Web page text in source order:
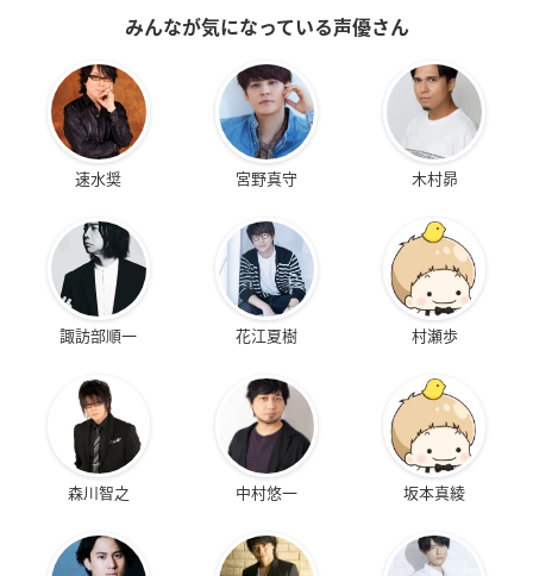
みんなが気になっている声優さん
速水奨 宮野真守 木村昴
諏訪部順一 花江夏樹 村瀬歩
森川智之 中村悠一 坂本真綾